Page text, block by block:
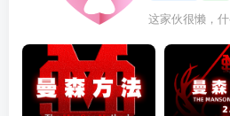
这家伙很懒，